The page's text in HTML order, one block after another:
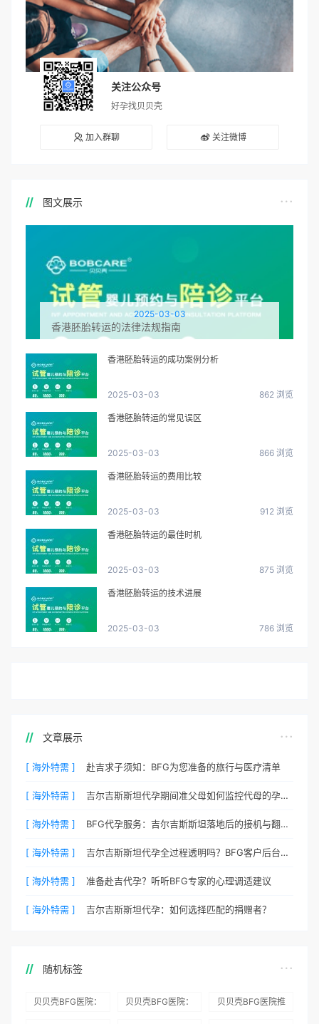
关注公众号
好孕找贝贝壳
加入群聊 关注微博
图文展示
2025-03-03
香港胚胎转运的法律法规指南
香港胚胎转运的成功案例分析
2025-03-03 862 浏览
香港胚胎转运的常见误区
2025-03-03 866 浏览
香港胚胎转运的费用比较
2025-03-03 912 浏览
香港胚胎转运的最佳时机
2025-03-03 875 浏览
香港胚胎转运的技术进展
2025-03-03 786 浏览
文章展示
[ 海外特需 ] 赴吉求子须知：BFG为您准备的旅行与医疗清单
[ 海外特需 ] 吉尔吉斯斯坦代孕期间准父母如何监控代母的孕期状态？
[ 海外特需 ] BFG代孕服务：吉尔吉斯斯坦落地后的接机与翻译安排
[ 海外特需 ] 吉尔吉斯斯坦代孕全过程透明吗？BFG客户后台详解
[ 海外特需 ] 准备赴吉代孕？听听BFG专家的心理调适建议
[ 海外特需 ] 吉尔吉斯斯坦代孕：如何选择匹配的捐赠者？
随机标签
贝贝壳BFG医院：
贝贝壳BFG医院：
贝贝壳BFG医院推